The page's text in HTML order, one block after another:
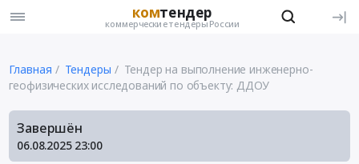
комтендер
коммерческие тендеры России
Главная Тендеры
Тендер на выполнение инженерно-
геофизических исследований по объекту: ДДОУ
Завершён
06.08.2025 23:00